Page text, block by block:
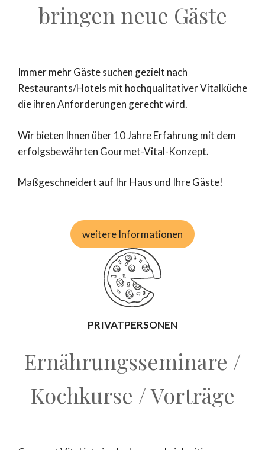
bringen neue Gäste
Immer mehr Gäste suchen gezielt nach
Restaurants/Hotels mit hochqualitativer Vitalküche
die ihren Anforderungen gerecht wird.
Wir bieten Ihnen über 10 Jahre Erfahrung mit dem
erfolgsbewährten Gourmet-Vital-Konzept.
Maßgeschneidert auf Ihr Haus und Ihre Gäste!
weitere Informationen
PRIVATPERSONEN
Ernährungsseminare /
Kochkurse / Vorträge